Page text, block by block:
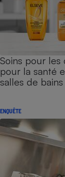
Soins pour les
pour la santé
salles de bains
ENQUÊTE